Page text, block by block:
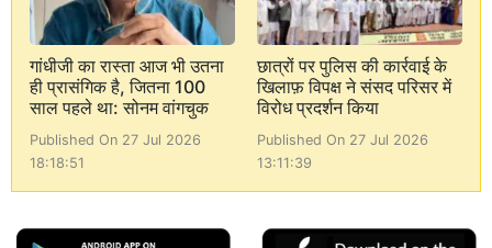
गांधीजी का रास्ता आज भी उतना
ही प्रासंगिक है, जितना 100
साल पहले था: सोनम वांगचुक
Published On 27 Jul 2026
18:18:51
छात्रों पर पुलिस की कार्रवाई के
खिलाफ़ विपक्ष ने संसद परिसर में
विरोध प्रदर्शन किया
Published On 27 Jul 2026
13:11:39